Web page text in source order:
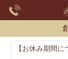
【お休み期間